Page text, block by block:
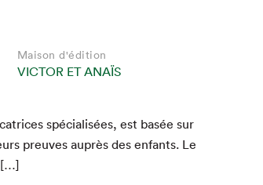
vous?
Maison d'édition
VICTOR ET ANAÏS
spé­cial­isées, est basée sur
preuves auprès des enfants. Le
[…]